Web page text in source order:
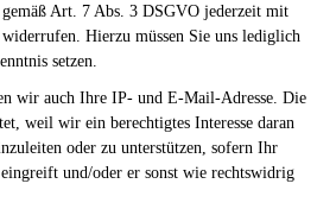
Art. 7 Abs. 3 DSGVO jederzeit mit
Hierzu müssen Sie uns lediglich
setzen.
wir auch Ihre IP- und E-Mail-Adresse. Die
weil wir ein berechtigtes Interesse daran
oder zu unterstützen, sofern Ihr
und/oder er sonst wie rechtswidrig